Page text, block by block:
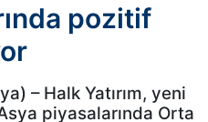
pozitif
– Halk Yatırım, yeni
piyasalarında Orta